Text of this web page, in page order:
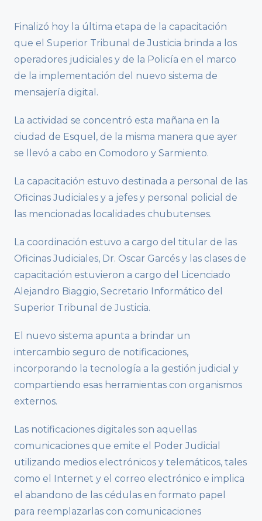
Finalizó hoy la última etapa de la capacitación
que el Superior Tribunal de Justicia brinda a los
operadores judiciales y de la Policía en el marco
de la implementación del nuevo sistema de
mensajería digital.
La actividad se concentró esta mañana en la
ciudad de Esquel, de la misma manera que ayer
se llevó a cabo en Comodoro y Sarmiento.
La capacitación estuvo destinada a personal de las
Oficinas Judiciales y a jefes y personal policial de
las mencionadas localidades chubutenses.
La coordinación estuvo a cargo del titular de las
Oficinas Judiciales, Dr. Oscar Garcés y las clases de
capacitación estuvieron a cargo del Licenciado
Alejandro Biaggio, Secretario Informático del
Superior Tribunal de Justicia.
El nuevo sistema apunta a brindar un
intercambio seguro de notificaciones,
incorporando la tecnología a la gestión judicial y
compartiendo esas herramientas con organismos
externos.
Las notificaciones digitales son aquellas
comunicaciones que emite el Poder Judicial
utilizando medios electrónicos y telemáticos, tales
como el Internet y el correo electrónico e implica
el abandono de las cédulas en formato papel
para reemplazarlas con comunicaciones